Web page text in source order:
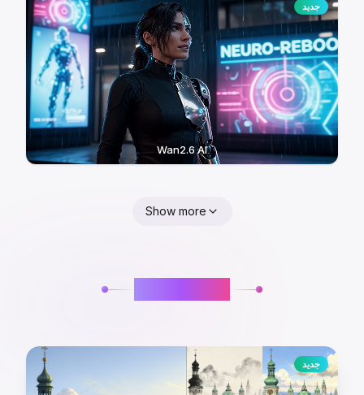
جديد
Wan2.6 AI
Show more
جديد